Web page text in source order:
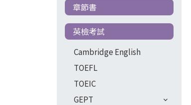
章節書
英檢考試
Cambridge English
TOEFL
TOEIC
GEPT